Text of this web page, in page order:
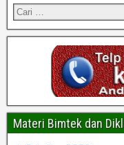
Materi Bimtek dan